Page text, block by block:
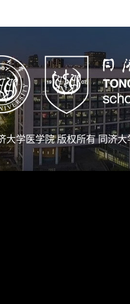
大学医学院 版权所有 同济